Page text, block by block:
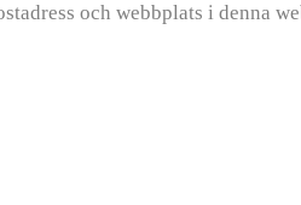
och webbplats i denna